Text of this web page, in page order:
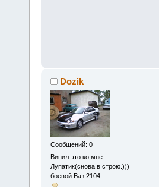
Dozik
Сообщений: 0
Винил это ко мне.
Лупатик(снова в строю.)))
боевой Ваз 2104